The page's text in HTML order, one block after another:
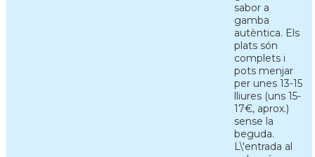
sabor a
gamba
autèntica. Els
plats són
complets i
pots menjar
per unes 13-15
lliures (uns 15-
17€, aprox.)
sense la
beguda.
L\'entrada al